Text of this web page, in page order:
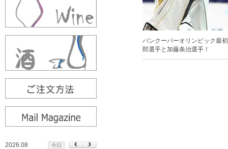
2026.08
今日
バンクーバーオリンピック最
郎選手と加藤条治選手！